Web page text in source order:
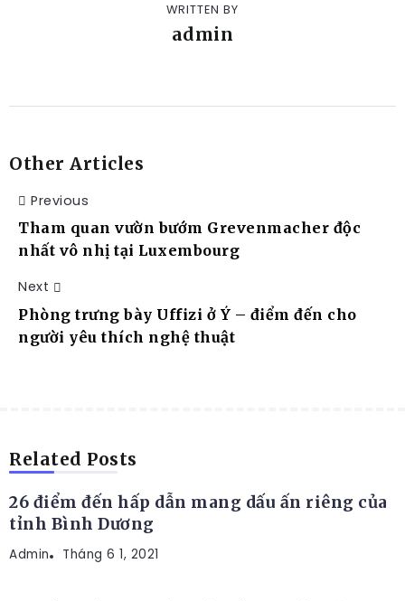
WRITTEN BY
admin
Other Articles
Previous
Tham quan vườn bướm Grevenmacher độc
nhất vô nhị tại Luxembourg
Next
Phòng trưng bày Uffizi ở Ý – điểm đến cho
người yêu thích nghệ thuật
Related Posts
26 điểm đến hấp dẫn mang dấu ấn riêng của
tỉnh Bình Dương
Admin Tháng 6 1, 2021
ĐỊA ĐIỂM DU LỊCH